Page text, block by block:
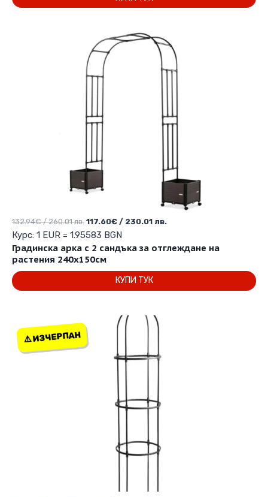
Градинска арка с 2 сандъка за отглеждане на
растения 240х150см
132.94€/ 260.01 лв. Original
price
was:
132.94€
260.01 лв..
117.60€ / 230.01 лв.
е:
Курс: 1 EUR = 1.95583 BGN
КУПИ ТУК
⚠️ ИЗЧЕРПАН
⚠️ ИЗЧЕРПАН